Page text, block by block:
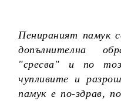
Пенираният памук
допълнителна
"сресва" и по
чупливите и
памук е по-здрав,